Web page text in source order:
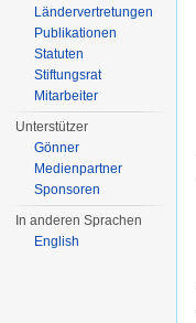
Ländervertretungen
Publikationen
Statuten
Stiftungsrat
Mitarbeiter
Unterstützer
Gönner
Medienpartner
Sponsoren
In anderen Sprachen
English